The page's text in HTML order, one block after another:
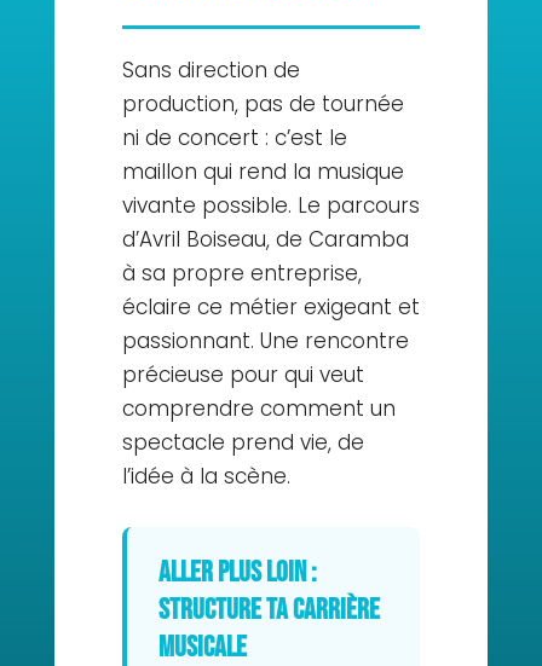
Sans direction de
production, pas de tournée
ni de concert : c’est le
maillon qui rend la musique
vivante possible. Le parcours
d’Avril Boiseau, de Caramba
à sa propre entreprise,
éclaire ce métier exigeant et
passionnant. Une rencontre
précieuse pour qui veut
comprendre comment un
spectacle prend vie, de
l’idée à la scène.
Aller plus loin :
structure ta carrière
musicale